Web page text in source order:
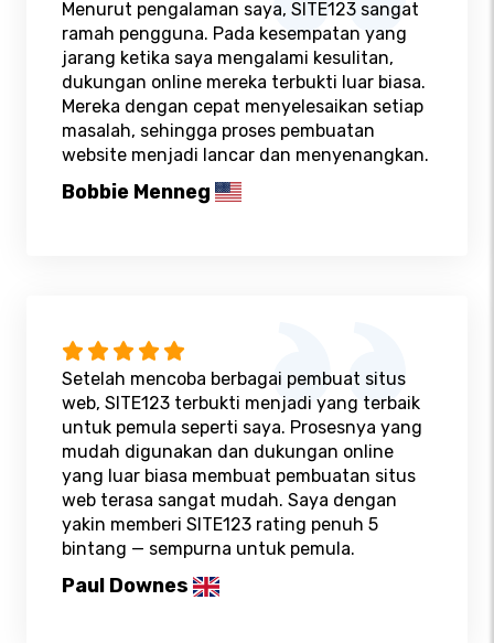
Menurut pengalaman saya, SITE123 sangat
ramah pengguna. Pada kesempatan yang
jarang ketika saya mengalami kesulitan,
dukungan online mereka terbukti luar biasa.
Mereka dengan cepat menyelesaikan setiap
masalah, sehingga proses pembuatan
website menjadi lancar dan menyenangkan.
Bobbie Menneg
Setelah mencoba berbagai pembuat situs
web, SITE123 terbukti menjadi yang terbaik
untuk pemula seperti saya. Prosesnya yang
mudah digunakan dan dukungan online
yang luar biasa membuat pembuatan situs
web terasa sangat mudah. Saya dengan
yakin memberi SITE123 rating penuh 5
bintang — sempurna untuk pemula.
Paul Downes